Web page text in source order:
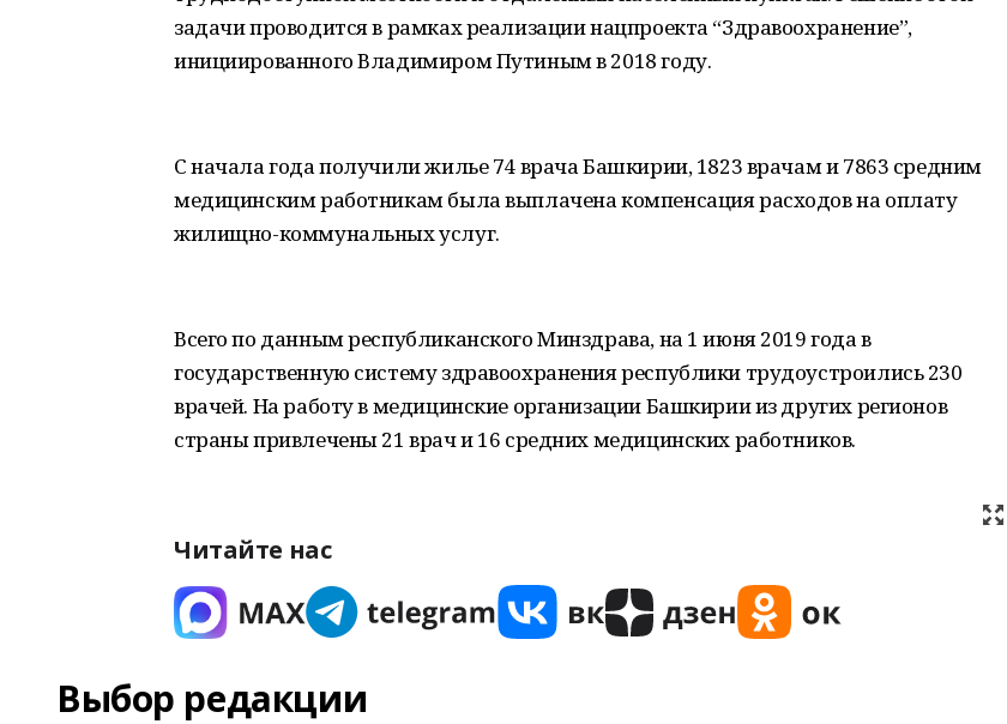
задачи проводится в рамках реализации нацпроекта “Здравоохранение”,
инициированного Владимиром Путиным в 2018 году.
С начала года получили жилье 74 врача Башкирии, 1823 врачам и 7863 средним
медицинским работникам была выплачена компенсация расходов на оплату
жилищно-коммунальных услуг.
Всего по данным республиканского Минздрава, на 1 июня 2019 года в
государственную систему здравоохранения республики трудоустроились 230
врачей. На работу в медицинские организации Башкирии из других регионов
страны привлечены 21 врач и 16 средних медицинских работников.
Читайте нас
Выбор редакции